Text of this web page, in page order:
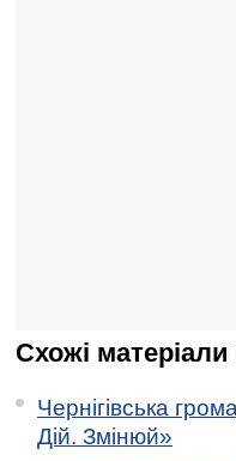
Схожі матеріали
Чернігівська
Дій. Змінюй»